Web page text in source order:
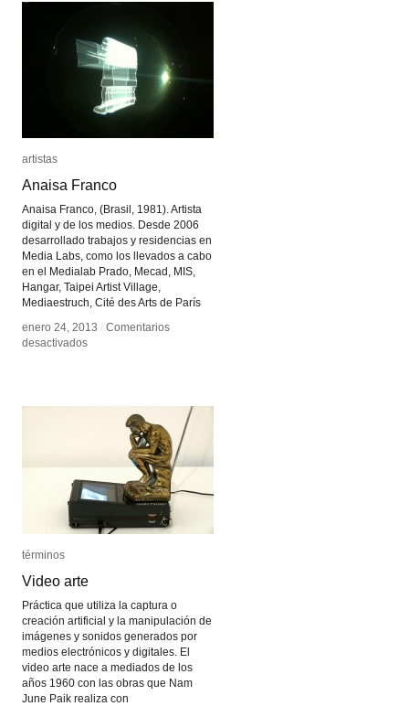
artistas
Anaisa Franco
Anaisa Franco, (Brasil, 1981). Artista
digital y de los medios. Desde 2006
desarrollado trabajos y residencias en
Media Labs, como los llevados a cabo
en el Medialab Prado, Mecad, MIS,
Hangar, Taipei Artist Village,
Mediaestruch, Cité des Arts de París
enero 24, 2013 / Comentarios
desactivadosen
artistas
Anaisa Franco
enero 24, 2013 / Comentarios
desactivadosen
términos
Video arte
Práctica que utiliza la captura o
creación artificial y la manipulación de
imágenes y sonidos generados por
medios electrónicos y digitales. El
video arte nace a mediados de los
años 1960 con las obras que Nam
June Paik realiza con
términos
Video arte